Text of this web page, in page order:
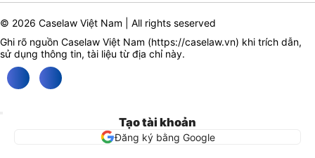
© 2026 Caselaw Việt Nam | All rights seserved
Ghi rõ nguồn Caselaw Việt Nam (https://caselaw.vn) khi trích dẫn,
sử dụng thông tin, tài liệu từ địa chỉ này.
Tạo tài khoản
Đăng ký bằng Google